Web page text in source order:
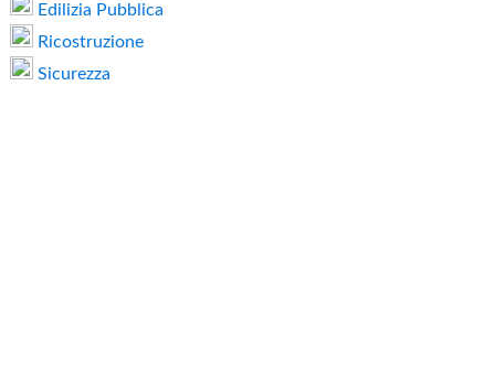
Edilizia Pubblica
Ricostruzione
Sicurezza